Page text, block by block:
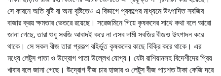
সে কারনে অতি বৃষ্টি বা অনা বৃষ্টিতেও এ বিভাগে প্রকল্পের মাধ্যমে উৎপাদিত সবজির
বাজার ক্রয় ক্ষমতার ভেতরে রয়েছে। সরেজমিনে গিয়ে কৃষকদের সাথে কথা বলে আরো
জানা গেছে, তারা শুধু সবজি আবাদই করে না এসব দামী সবজির বীজও উৎপাদন করে
থাকে। সে সকল বীজ তারা প্রকল্প বহির্ভুত কৃষকদের কাছে বিক্রি করে থাকে। এর
মধ্যে লেটুস পাতা ও উদ্রোগ পাতা উল্লেখ যোগ্য। যেটা রাশিয়ানসহ বিদেশীদের প্রিয়
খাবার বলে জানা গেছে। উদ্রোগ বীজ চার হাজার ও লেটুস বীজ পাচশত টাকা কেজি দরে